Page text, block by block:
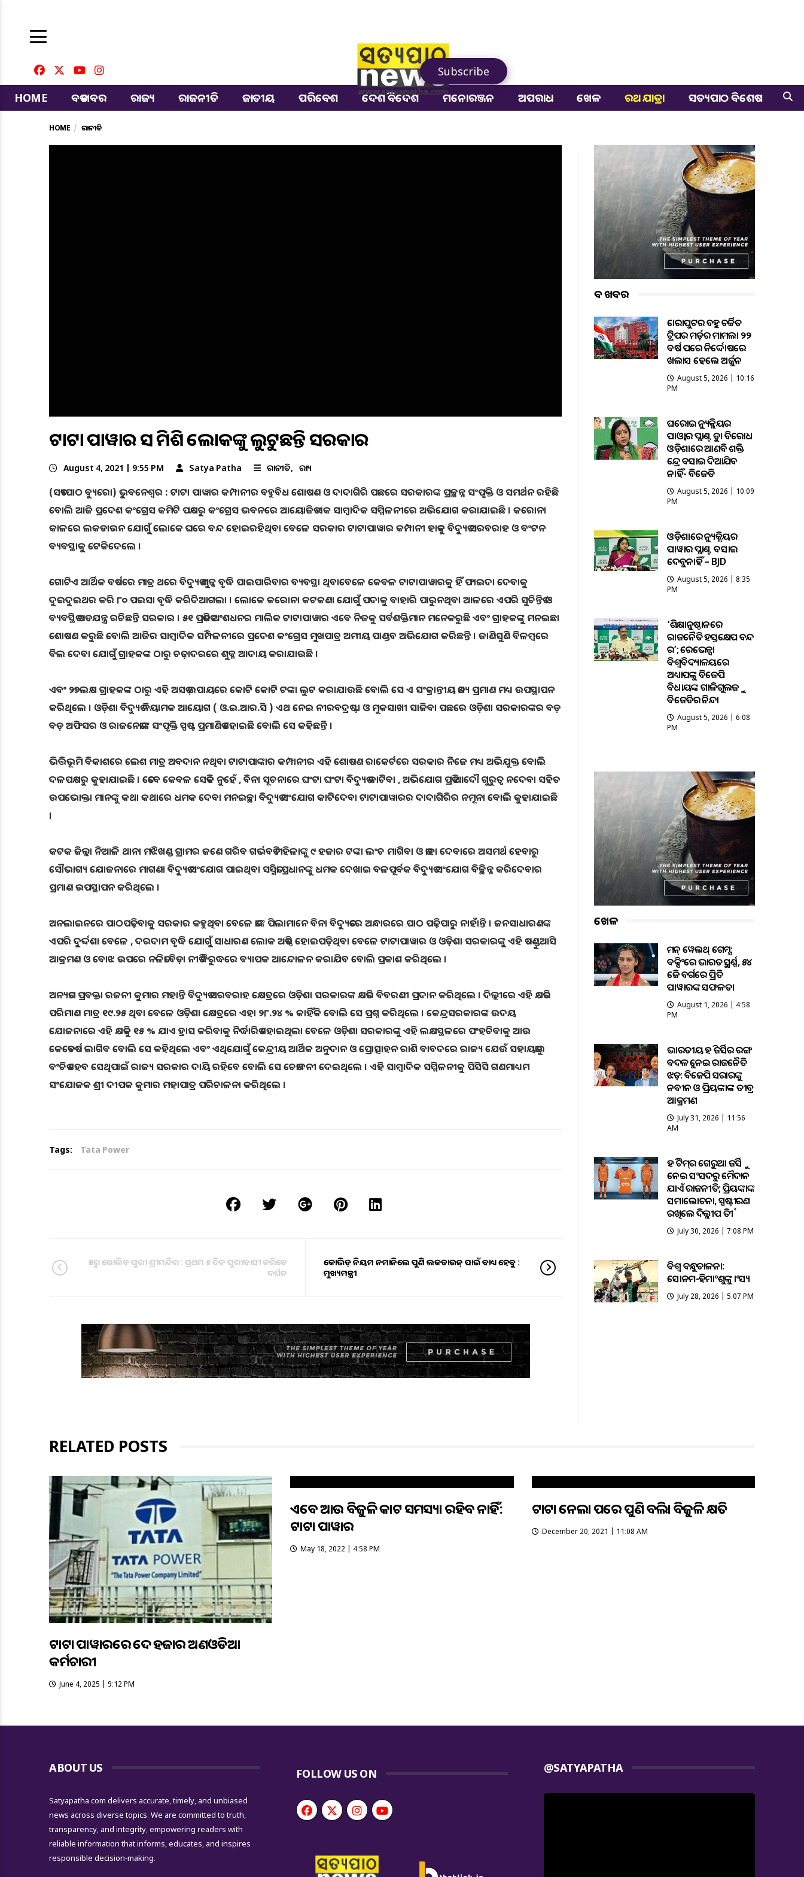
Subscribe
HOME
ବଡ ଖବର ରାଜ୍ୟ ରାଜନୀତି ଜାତୀୟ ପରିବେଶ ଦେଶ ବିଦେଶ ମନୋରଞ୍ଜନ ଅପରାଧ ଖେଳ ରଥ ଯାତ୍ରା ସତ୍ୟପାଠ ବିଶେଷ
HOME ରାଜନୀତି
ଟାଟା ପାୱାର ସହ ମିଶି ଲୋକଙ୍କୁ ଲୁଟୁଛନ୍ତି ସରକାର
August 4, 2021 | 9:55 PM Satya Patha ରାଜନୀତି ରାଜ୍ୟ
(ସତ୍ୟପାଠ ବ୍ୟୁରୋ) ଭୁବନେଶ୍ୱର : ଟାଟା ପାୱାର କମ୍ପାନୀର ବହୁବିଧ ଶୋଷଣ ଓ ଦାଦାଗିରି ପଛରେ ସରକାରଙ୍କ ପ୍ରଚ୍ଛନ୍ନ ସଂପୃକ୍ତି ଓ ସମର୍ଥନ ରହିଛି
ବୋଲି ଆଜି ପ୍ରଦେଶ କଂଗ୍ରେସ କମିଟି ପକ୍ଷରୁ କଂଗ୍ରେସ ଭବନରେ ଆୟୋଜିତ ଏକ ସାମ୍ବାଦିକ ସମ୍ମିଳନୀରେ ଅଭିଯୋଗ କରାଯାଇଛି । କରୋନା
କାଳରେ ଲକଡାଉନ ଯୋଗୁଁ ଲୋକେ ଘରେ ବନ୍ଦ ହୋଇରହିଥିବା ବେଳେ ସରକାର ଟାଟାପାୱାର କମ୍ପାନୀ ହାତକୁ ବିଦ୍ୟୁତ ସରବରାହ ଓ ବଂଟନ
ବ୍ୟବସ୍ଥାକୁ ଟେକିଦେଲେ ।
ଗୋଟିଏ ଆର୍ଥିକ ବର୍ଷରେ ମାତ୍ର ଥରେ ବିଦ୍ୟୁତ ଶୁଳ୍କ ବୃଦ୍ଧି ପାଇପାରିବାର ବ୍ୟବସ୍ଥା ଥିବାବେଳେ କେବଳ ଟାଟାପାୱାରକୁ ହିଁ ଫାଇଦା ଦେବାକୁ
ଦୁଇଦୁଇଥର କରି ୮୦ ପଇସା ବୃଦ୍ଧି କରିଦିଆଗଲା । ଲୋକେ କରୋନା କଟକଣା ଯୋଗୁଁ ପଦାକୁ ବାହାରି ପାରୁନଥିବା ଆଳରେ ଏପରି ସୁଚିନ୍ତିତ ଓ
ବ୍ୟବସ୍ଥିତ ଷଡଯନ୍ତ୍ର ରଚିଛନ୍ତି ସରକାର । ୫୧ ପ୍ରତିଶତ ଅଂଶଧନର ମାଲିକ ଟାଟାପାୱାର ଏବେ ନିଜକୁ ସର୍ବଶକ୍ତିମାନ ମନେକରୁଛି ଏବଂ ଗ୍ରାହକଙ୍କୁ ମନଇଛା
ଶୋଷଣ କରୁଛି ବୋଲି ଆଜିର ସାମ୍ବାଦିକ ସମ୍ପିଳନୀରେ ପ୍ରଦେଶ କଂଗ୍ରେସ ମୁଖପାତ୍ର ଅମୀୟ ପାଣ୍ଡବ ଅଭିଯୋଗ କରିଛନ୍ତି । ଜାଣିସୁଣି ବିଳମ୍ବରେ
ବିଲ ଦେବା ଯୋଗୁଁ ଗ୍ରାହକଙ୍କ ଠାରୁ ଚଢ଼ାଦରରେ ଶୁକ୍ଳ ଆଦାୟ କରାଯାଉଛି ।
ଏବଂ ୨୭ଲକ୍ଷ ଗ୍ରାହକଙ୍କ ଠାରୁ ଏହି ଅସତ୍ ଉପାୟରେ କୋଟି କୋଟି ଟଙ୍କା ଲୁଟ କରାଯାଉଛି ବୋଲି ସେ ଏ ସଂକ୍ରାନ୍ତୀୟ ତଥ୍ୟ ପ୍ରମାଣ ମଧ୍ୟ ଉପସ୍ଥାପନ
କରିଥିଲେ । ଓଡ଼ିଶା ବିଦ୍ୟୁତ ନିୟାମକ ଆୟୋଗ ( ଓ.ଇ.ଆର.ସି ) ଏଥ ନେଇ ନୀରବଦ୍ରଷ୍ଟା ଓ ମୁକସାଖୀ ସାଜିବା ପଛରେ ଓଡ଼ିଶା ସରକାରଙ୍କର ବଡ଼
ବଡ଼ ଅଫିସର ଓ ରାଜନେତାଙ୍କ ସଂପୃକ୍ତି ସ୍ପଷ୍ଟ ପ୍ରମାଣିତ ହୋଇଛି ବୋଲି ସେ କହିଛନ୍ତି ।
ଭିତ୍ତିଭୂମି ବିକାଶରେ ଲେଶ ମାତ୍ର ଅବଦାନ ନଥିବା ଟାଟାପାଙ୍କାର କମ୍ପାନୀର ଏହି ଶୋଷଣ ରାକେର୍ଟରେ ସରକାର ନିଜେ ମଧ୍ୟ ଅଭିଯୁକ୍ତ ବୋଲି
ଦଳପକ୍ଷରୁ କୁହାଯାଇଛି । ତେବେ କେବଳ ସେତିକି ନୁହେଁ , ବିନା ସୂଚନାରେ ଘଂଟା ଘଂଟା ବିଦ୍ୟୁତ କାଟିବା , ଅଭିଯୋଗ ପ୍ରତି ଆଦୌ ଗୁରୁତ୍ବ ନଦେବା ସହିତ
ଉପଭୋକ୍ତା ମାନଙ୍କୁ କଥା କଥାରେ ଧମକ ଦେବା ମନଇଚ୍ଛା ବିଦ୍ୟୁତ ସଂଯୋଗ କାଟିଦେବା ଟାଟାପାୱାରର ଦାଦାଗିରିର ନମୂନା ବୋଲି କୁହାଯାଇଛି
।
କଟକ ଜିଲ୍ଲା ନିଆଳି ଥାନା ମଝିଖଣ୍ଡ ଗ୍ରାମର ଜଣେ ଗରିବ ଗର୍ଭବତି ମହିଳାଙ୍କୁ ୯ ହଜାର ଟଙ୍କା ଲଂଚ ମାଗିବା ଓ ତାହା ଦେବାରେ ଅସମର୍ଥ ହେବାରୁ
ସୌଭାଗ୍ୟ ଯୋଜନାରେ ମାଗଣା ବିଦ୍ୟୁତ ସଂଯୋଗ ପାଇଥିବା ସସ୍ମିତା ପ୍ରଧାନଙ୍କୁ ଧମକ ଦେଖାଇ ବଳପୂର୍ବକ ବିଦ୍ୟୁତ ସଂଯୋଗ ବିଚ୍ଛିନ୍ନ କରିଦେବାର
ପ୍ରମାଣ ଉପସ୍ଥାପନ କରିଥିଲେ ।
ଅନଲାଇନରେ ପାଠପଢ଼ିବାକୁ ସରକାର କହୁଥିବା ବେଳେ ତାଙ୍କ ପିଲାମାନେ ବିନା ବିଦ୍ୟୁତରେ ଅନ୍ଧାରରେ ପାଠ ପଢ଼ିପାରୁ ନାହାଁନ୍ତି । ଜନସାଧାରଣଙ୍କ
ଏପରି ଦୁର୍ଦ୍ଦଶା ବେଳେ , ଦରଦାମ ବୃଦ୍ଧି ଯୋଗୁଁ ସାଧାରଣ ଲୋକ ଅତିଷ୍ଠ ହୋଇପଡ଼ିଥିବା ବେଳେ ଟାଟାପାୱାର ଓ ଓଡ଼ିଶା ସରକାରଙ୍କୁ ଏହି ଷଣ୍ଡୁଆସି
ଆକ୍ରମଣ ଓ ବୋଝ ଉପରେ ନଳିତା ବିଡ଼ା ନୀତି ବିରୁଦ୍ଧରେ ବ୍ୟାପକ ଆନ୍ଦୋଳନ କରାଯିବ ବୋଲି ପ୍ରକାଶ କରିଥିଲେ ।
ଅନ୍ୟତମ ପ୍ରବକ୍ତା ରଜନୀ କୁମାର ମହାନ୍ତି ବିଦ୍ୟୁତ ସରବରାହ କ୍ଷେତ୍ରରେ ଓଡ଼ିଶା ସରକାରଙ୍କ କ୍ଷତିର ବିବରଣୀ ପ୍ରଦାନ କରିଥିଲେ । ଦିଲ୍ଲୀରେ ଏହି କ୍ଷତିର
ପରିମାଣ ମାତ୍ର ୧୯.୨୫ ଥିବା ବେଳେ ଓଡ଼ିଶା କ୍ଷେତ୍ରରେ ଏହା ୨୮.୨୪ % କାହିଁକି ବୋଲି ସେ ପ୍ରଶ୍ନ କରିଥିଲେ । କେନ୍ଦ୍ରସରକାରଙ୍କ ଉଦୟ
ଯୋଜନାରେ ଏହି କ୍ଷତିକୁ ୧୫ % ଯାଏ ହ୍ରାସ କରିବାକୁ ନିର୍ଦ୍ଧାରିତ ହୋଇଥିଲା ବେଳେ ଓଡ଼ିଶା ସରକାରଙ୍କୁ ଏହି ଲକ୍ଷସ୍ଥଳରେ ପଂହଚିବାକୁ ଆଉ
କେତେବର୍ଷ ଲାଗିବ ବୋଲି ସେ କହିଥିଲେ ଏବଂ ଏଥିଯୋଗୁଁ କେନ୍ଦ୍ରୀୟ ଆର୍ଥିକ ଅନୁଦାନ ଓ ପ୍ରୋତ୍ସାହନ ରାଶି ବାବଦରେ ରାଜ୍ୟ ଯେଉଁ ସହାୟତାରୁ
ବଂଚିତ ହେବ ସେଥିପାଇଁ ରାଜ୍ୟ ସରକାର ଦାୟି ରହିବେ ବୋଲି ସେ ଚେତାବନୀ ଦେଇଥିଲେ । ଏହି ସାମ୍ବାଦିକ ସମ୍ମିଳନୀକୁ ପିସିସି ଗଣମାଧ୍ୟମ
ସଂଯୋଜକ ଶ୍ରୀ ଦୀପକ କୁମାର ମହାପାତ୍ର ପରିଚାଳନା କରିଥିଲେ ।
Tags: Tata Power
୧୬ରୁ ଖୋଲିବ ପୁରୀ ଶ୍ରୀମନ୍ଦିର : ପ୍ରଥମ ୫ ଦିନ ପୁରୀବାସୀ କରିବେ
ଦର୍ଶନ
କୋଭିଡ୍ ନିୟମ ନମାନିଲେ ପୁଣି ଲକଡାଉନ୍‍ ପାଇଁ ବାଧ୍ୟ ହେବୁ :
ମୁଖ୍ୟମନ୍ତ୍ରୀ
ବଡ ଖବର
କୋରାପୁଟର ବହୁ ଚର୍ଚ୍ଚିତ
ଟ୍ରିପର ମର୍ଡ଼ର ମାମଲା ୨୨
ବର୍ଷ ପରେ ନିର୍ଦ୍ଦୋଷରେ
ଖଲାସ ହେଲେ ଅର୍ଜୁନ
August 5, 2026 | 10:16
PM
ଘରୋଇ ନ୍ୟୁକ୍ଲିୟର
ପାଓ୍ବାର ପ୍ଲାଣ୍ଟକୁ କଡ଼ା ବିରୋଧ
ଓଡ଼ିଶାରେ ଆଣବିକ ଶକ୍ତି
କେନ୍ଦ୍ର ବସାଇ ଦିଆଯିବ
ନାହିଁ- ବିଜେଡି
August 5, 2026 | 10:09
PM
ଓଡ଼ିଶାରେ ନ୍ୟୁକ୍ଲିୟର
ପାୱାର ପ୍ଲାଣ୍ଟ ବସାଇ
ଦେବୁନାହିଁ – BJD
August 5, 2026 | 8:35
PM
‘ଶିକ୍ଷାନୁଷ୍ଠାନରେ
ରାଜନୈତିକ ହସ୍ତକ୍ଷେପ ବନ୍ଦ
କର’; ରେଭେନ୍ସା
ବିଶ୍ୱବିଦ୍ୟାଳୟରେ
ଅଧ୍ୟାପକଙ୍କୁ ବିଜେପି
ବିଧାୟକଙ୍କ ଗାଳିଗୁଲଜକୁ
ବିଜେଡିର ନିନ୍ଦା
August 5, 2026 | 6:08
PM
ଖେଳ
କମନ୍ ୱେଲଥ୍ ଗେମ୍ସ:
ବକ୍ସିଂରେ ଭାରତକୁ ସ୍ବର୍ଣ୍ଣ, ୫୪
କେଜି ବର୍ଗରେ ପ୍ରିତି
ପାୱାରଙ୍କ ସଫଳତା
August 1, 2026 | 4:58
PM
ଭାରତୀୟ ହକି ଜର୍ସିର ରଙ୍ଗ
ବଦଳକୁ ନେଇ ରାଜନୈତିକ
ଝଡ଼: ବିଜେପି ସରକାରଙ୍କୁ
ନବୀନ ଓ ପ୍ରିୟଙ୍କାଙ୍କ ତୀବ୍ର
ଆକ୍ରମଣ
July 31, 2026 | 11:56
AM
ହକି ଟିମ୍‌ର ଗେରୁଆ ଜର୍ସିକୁ
ନେଇ ସଂସଦରୁ ମୈଦାନ
ଯାଏଁ ରାଜନୀତି; ପ୍ରିୟଙ୍କାଙ୍କ
ସମାଲୋଚନା, ସ୍ପଷ୍ଟୀକରଣ
ରଖିଲେ ଦିଲ୍ଲୀପ ତିର୍କୀ
July 30, 2026 | 7:08 PM
ବିଶ୍ବ ବନ୍ଧୁକଚାଳନା:
ସୋନମ-ହିମାଂଶୁଙ୍କୁ କାଂସ୍ୟ
July 28, 2026 | 5:07 PM
RELATED POSTS
ଟାଟା ପାୱାରରେ ଦେଢ ହଜାର ଅଣଓଡିଆ
କର୍ମଚାରୀ
June 4, 2025 | 9:12 PM
ଏବେ ଆଉ ବିଜୁଳି କାଟ ସମସ୍ୟା ରହିବ ନାହିଁ:
ଟାଟା ପାୱାର
May 18, 2022 | 4:58 PM
ଟାଟା ନେଲା ପରେ ପୁଣି ବଢିଲା ବିଜୁଳି କ୍ଷତି
December 20, 2021 | 11:08 AM
ABOUT US
Satyapatha.com delivers accurate, timely, and unbiased
news across diverse topics. We are committed to truth,
transparency, and integrity, empowering readers with
reliable information that informs, educates, and inspires
responsible decision-making.
FOLLOW US ON @SATYAPATHA